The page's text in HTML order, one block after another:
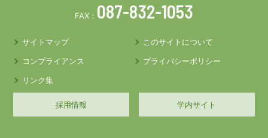
FAX： 087-832-1053
サイトマップ
このサイトについて
コンプライアンス
プライバシーポリシー
リンク集
採用情報 学内サイト